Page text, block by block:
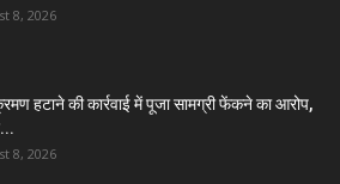
8, 2026
हटाने की कार्रवाई में पूजा सामग्री फेंकने का आरोप,
8, 2026